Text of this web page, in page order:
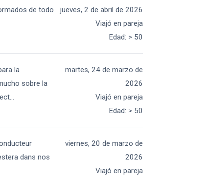
de todo
jueves, 2 de abril de 2026
Viajó en pareja
Edad: > 50
la
sobre la
...
martes, 24 de marzo de
2026
Viajó en pareja
Edad: > 50
dans nos
viernes, 20 de marzo de
2026
Viajó en pareja